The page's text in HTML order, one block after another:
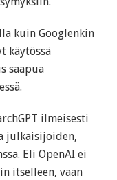
kuin Googlenkin
käytössä
saapua
ilmeisesti
julkaisijoiden,
Eli OpenAI ei
itselleen, vaan